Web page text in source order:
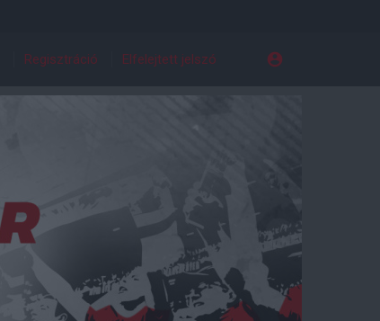
Regisztráció Elfelejtett jelszó